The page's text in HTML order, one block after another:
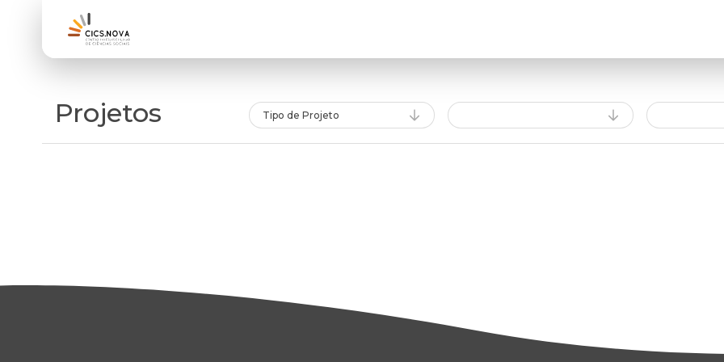
Projetos Tipo de Projeto